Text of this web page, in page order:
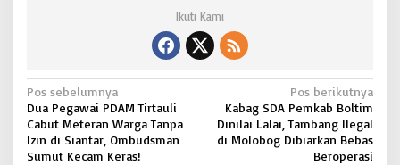
Ikuti Kami
N
a
v
Pos sebelumnya
Dua Pegawai PDAM Tirtauli
Cabut Meteran Warga Tanpa
Izin di Siantar, Ombudsman
Sumut Kecam Keras!
Pos berikutnya
Kabag SDA Pemkab Boltim
Dinilai Lalai, Tambang Ilegal
di Molobog Dibiarkan Bebas
Beroperasi